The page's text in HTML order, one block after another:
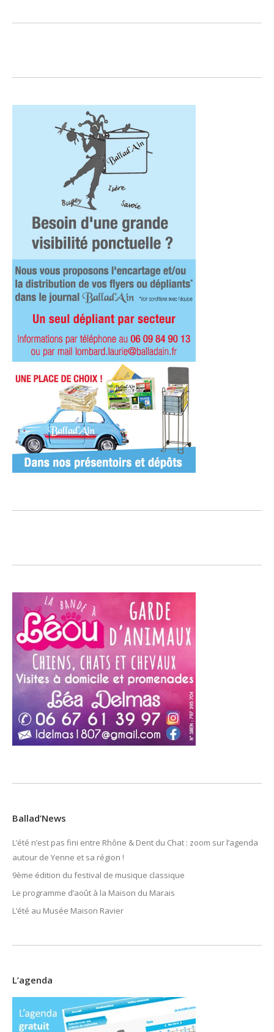
Ballad’News
L’été n’est pas fini entre Rhône & Dent du Chat : zoom sur l’agenda
autour de Yenne et sa région !
9ème édition du festival de musique classique
Le programme d’août à la Maison du Marais
L’été au Musée Maison Ravier
L’agenda